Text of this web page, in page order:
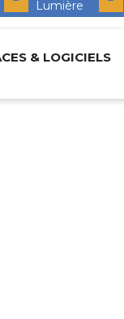
Lumière
& LOGICIELS